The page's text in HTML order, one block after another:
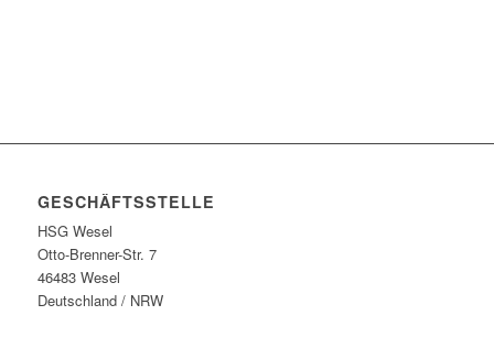
GESCHÄFTSSTELLE
HSG Wesel
Otto-Brenner-Str. 7
46483 Wesel
Deutschland / NRW